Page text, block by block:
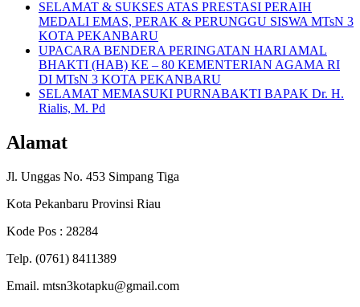
SELAMAT & SUKSES ATAS PRESTASI PERAIH
MEDALI EMAS, PERAK & PERUNGGU SISWA MTsN 3
KOTA PEKANBARU
UPACARA BENDERA PERINGATAN HARI AMAL
BHAKTI (HAB) KE – 80 KEMENTERIAN AGAMA RI
DI MTsN 3 KOTA PEKANBARU
SELAMAT MEMASUKI PURNABAKTI BAPAK Dr. H.
Rialis, M. Pd
Alamat
Jl. Unggas No. 453 Simpang Tiga
Kota Pekanbaru Provinsi Riau
Kode Pos : 28284
Telp. (0761) 8411389
Email. mtsn3kotapku@gmail.com